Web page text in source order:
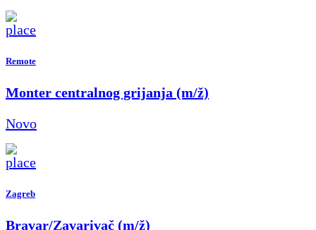
Remote
Monter centralnog grijanja (m/ž)
Novo
Zagreb
Bravar/Zavarivač (m/ž)